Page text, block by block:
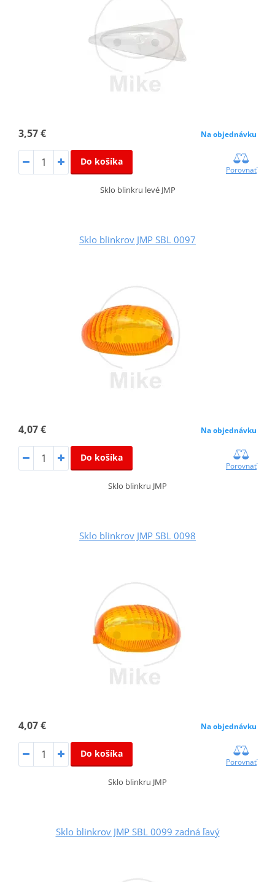
3,57 € Na objednávku
Do košíka
Porovnať
Sklo blinkru levé JMP
Sklo blinkrov JMP SBL 0097
4,07 € Na objednávku
Do košíka
Porovnať
Sklo blinkru JMP
Sklo blinkrov JMP SBL 0098
4,07 € Na objednávku
Do košíka
Porovnať
Sklo blinkru JMP
Sklo blinkrov JMP SBL 0099 zadná ľavý